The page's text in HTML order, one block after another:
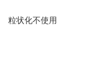
粒状化不使用